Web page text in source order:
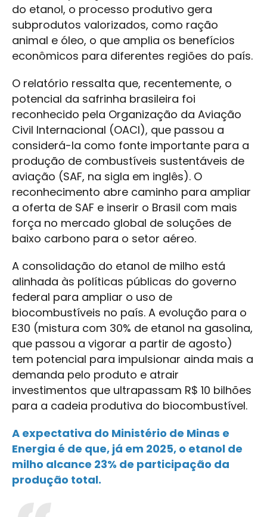
do etanol, o processo produtivo gera
subprodutos valorizados, como ração
animal e óleo, o que amplia os benefícios
econômicos para diferentes regiões do país.
O relatório ressalta que, recentemente, o
potencial da safrinha brasileira foi
reconhecido pela Organização da Aviação
Civil Internacional (OACI), que passou a
considerá-la como fonte importante para a
produção de combustíveis sustentáveis de
aviação (SAF, na sigla em inglês). O
reconhecimento abre caminho para ampliar
a oferta de SAF e inserir o Brasil com mais
força no mercado global de soluções de
baixo carbono para o setor aéreo.
A consolidação do etanol de milho está
alinhada às políticas públicas do governo
federal para ampliar o uso de
biocombustíveis no país. A evolução para o
E30 (mistura com 30% de etanol na gasolina,
que passou a vigorar a partir de agosto)
tem potencial para impulsionar ainda mais a
demanda pelo produto e atrair
investimentos que ultrapassam R$ 10 bilhões
para a cadeia produtiva do biocombustível.
A expectativa do Ministério de Minas e
Energia é de que, já em 2025, o etanol de
milho alcance 23% de participação da
produção total.